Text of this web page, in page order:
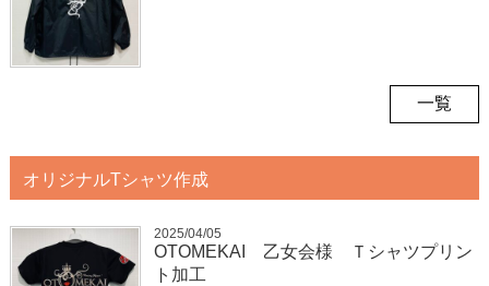
一覧
オリジナルTシャツ作成
2025/04/05
OTOMEKAI 乙女会様 Ｔシャツプリン
ト加工